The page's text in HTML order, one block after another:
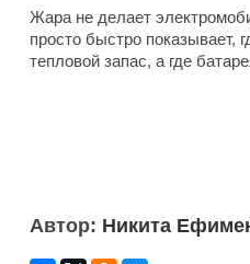
Жара не делает
просто быстро показывает,
тепловой запас, а где
Автор: Никита